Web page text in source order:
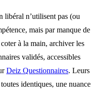
libéral n’utilisent pas (ou
mais par manque de
à la main, archiver les
validés, accessibles
Deiz Questionnaires. Leurs
identiques, une nuance